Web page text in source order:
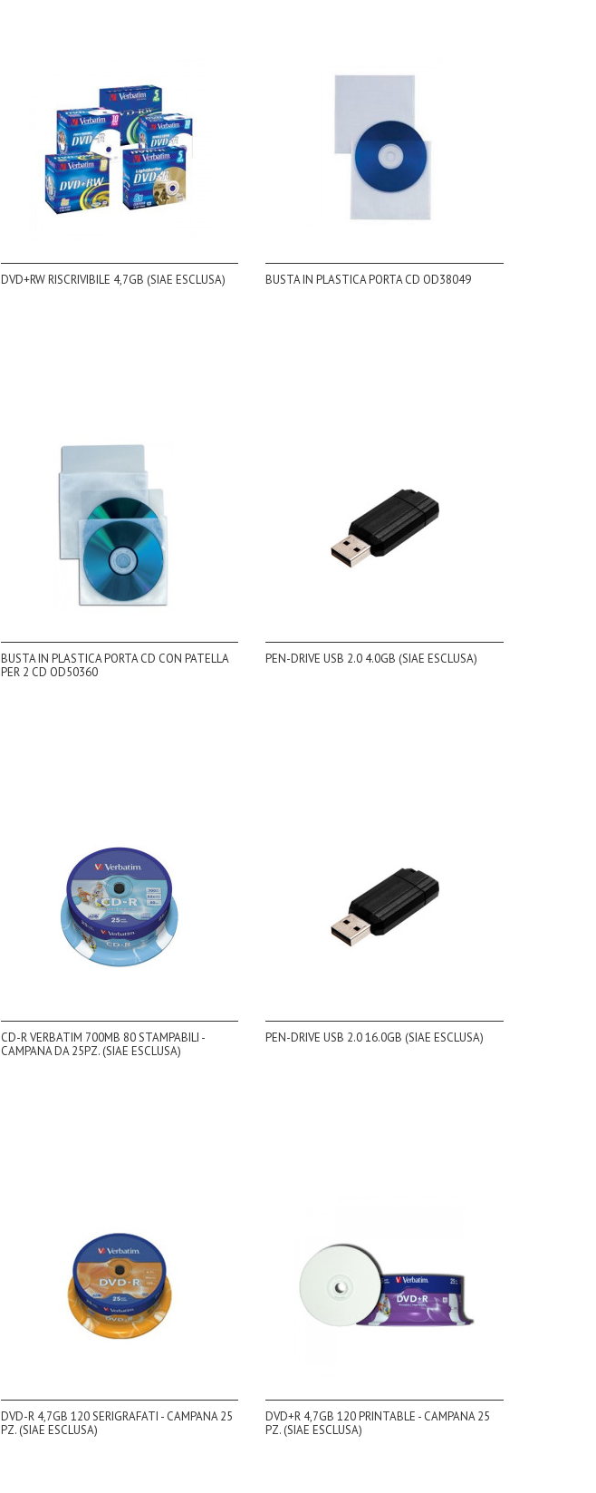
DVD+RW RISCRIVIBILE 4,7GB (SIAE ESCLUSA) BUSTA IN PLASTICA PORTA CD OD38049
BUSTA IN PLASTICA PORTA CD CON PATELLA
PER 2 CD OD50360
PEN-DRIVE USB 2.0 4.0GB (SIAE ESCLUSA)
CD-R VERBATIM 700MB 80 STAMPABILI -
CAMPANA DA 25PZ. (SIAE ESCLUSA)
PEN-DRIVE USB 2.0 16.0GB (SIAE ESCLUSA)
DVD-R 4,7GB 120 SERIGRAFATI - CAMPANA 25
PZ. (SIAE ESCLUSA)
DVD+R 4,7GB 120 PRINTABLE - CAMPANA 25
PZ. (SIAE ESCLUSA)